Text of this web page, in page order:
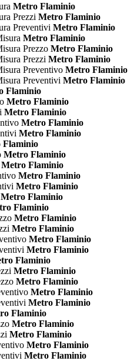
Metro Flaminio
Prezzi Metro Flaminio
Preventivi Metro Flaminio
Metro Flaminio
Prezzo Metro Flaminio
Prezzi Metro Flaminio
Preventivo Metro Flaminio
Preventivi Metro Flaminio
Flaminio
Metro Flaminio
Metro Flaminio
Metro Flaminio
Metro Flaminio
Flaminio
Metro Flaminio
Metro Flaminio
Metro Flaminio
Metro Flaminio
Metro Flaminio
Flaminio
Metro Flaminio
Metro Flaminio
Metro Flaminio
Metro Flaminio
Flaminio
Metro Flaminio
Metro Flaminio
Metro Flaminio
Metro Flaminio
Flaminio
Metro Flaminio
Metro Flaminio
Metro Flaminio
Metro Flaminio